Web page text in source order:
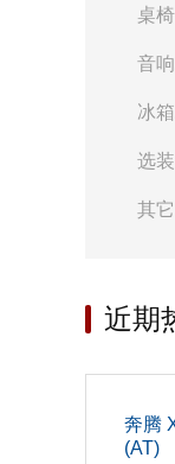
桌
音
冰
选
其它
近期
奔腾
(AT)